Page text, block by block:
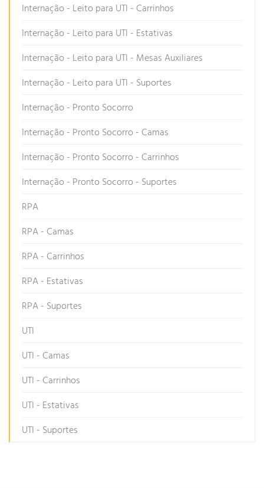
Internação - Leito para UTI - Carrinhos
Internação - Leito para UTI - Estativas
Internação - Leito para UTI - Mesas Auxiliares
Internação - Leito para UTI - Suportes
Internação - Pronto Socorro
Internação - Pronto Socorro - Camas
Internação - Pronto Socorro - Carrinhos
Internação - Pronto Socorro - Suportes
RPA
RPA - Camas
RPA - Carrinhos
RPA - Estativas
RPA - Suportes
UTI
UTI - Camas
UTI - Carrinhos
UTI - Estativas
UTI - Suportes